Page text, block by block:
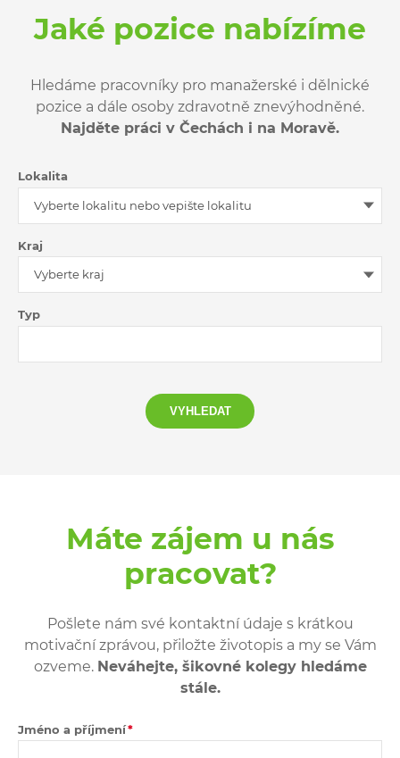
Jaké pozice nabízíme
Hledáme pracovníky pro manažerské i dělnické
pozice a dále osoby zdravotně znevýhodněné.
Najděte práci v Čechách i na Moravě.
Lokalita
Vyberte lokalitu nebo vepište lokalitu
Kraj
Vyberte kraj
Typ
VYHLEDAT
Máte zájem u nás
pracovat?
Pošlete nám své kontaktní údaje s krátkou
motivační zprávou, přiložte životopis a my se Vám
ozveme. Neváhejte, šikovné kolegy hledáme
stále.
Jméno a příjmení